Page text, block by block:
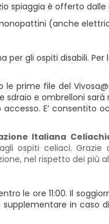
le ore 11:00. Il
in caso
Italiana
ospiti celiaci.
nel rispetto dei più
prime file del
e ombrelloni
E’ consentito
per gli ospiti disabili.
(anche
spiaggia è offerto dalle